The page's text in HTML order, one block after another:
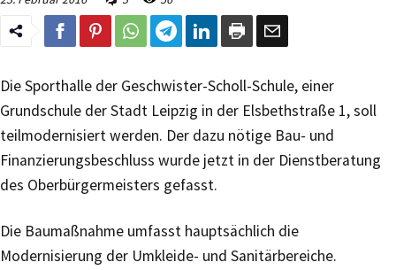
Die Sporthalle der Geschwister-Scholl-Schule, einer
Grundschule der Stadt Leipzig in der Elsbethstraße 1, soll
teilmodernisiert werden. Der dazu nötige Bau- und
Finanzierungsbeschluss wurde jetzt in der Dienstberatung
des Oberbürgermeisters gefasst.
Die Baumaßnahme umfasst hauptsächlich die
Modernisierung der Umkleide- und Sanitärbereiche.